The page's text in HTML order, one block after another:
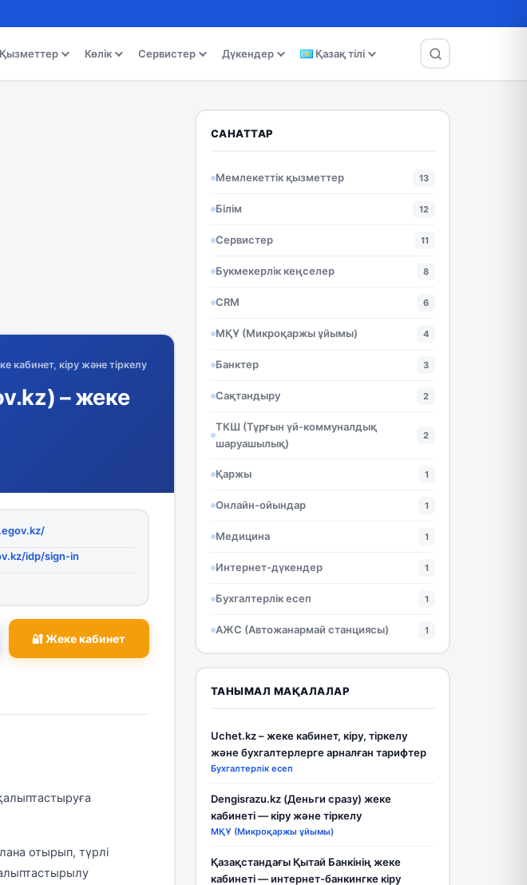
Қызметтер Көлік Сервистер Дүкендер Қазақ тілі
кіру және тіркелу
– жеке
idp/sign-in
🔐 Жеке кабинет
отырып, түрлі
САНАТТАР
Мемлекеттік қызметтер 13
Білім 12
Сервистер 11
Букмекерлік кеңселер 8
CRM 6
МҚҰ (Микроқаржы ұйымы) 4
Банктер 3
Сақтандыру 2
ТКШ (Тұрғын үй-коммуналдық
шаруашылық)
2
Қаржы 1
Онлайн-ойындар 1
Медицина 1
Интернет-дүкендер 1
Бухгалтерлік есеп 1
АЖС (Автожанармай станциясы) 1
ТАНЫМАЛ МАҚАЛАЛАР
Uchet.kz – жеке кабинет, кіру, тіркелу
және бухгалтерлерге арналған тарифтер
Бухгалтерлік есеп
Dengisrazu.kz (Деньги сразу) жеке
кабинеті — кіру және тіркелу
МҚҰ (Микроқаржы ұйымы)
Қазақстандағы Қытай Банкінің жеке
кабинеті — интернет-банкингке кіру